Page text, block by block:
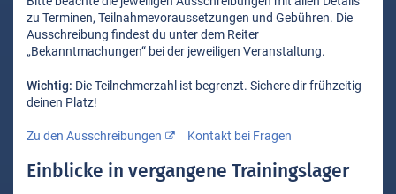
zu Terminen, Teilnahmevoraussetzungen und Gebühren. Die
Ausschreibung findest du unter dem Reiter
„Bekanntmachungen“ bei der jeweiligen Veranstaltung.
Wichtig: Die Teilnehmerzahl ist begrenzt. Sichere dir frühzeitig
deinen Platz!
Zu den Ausschreibungen Kontakt bei Fragen
Einblicke in vergangene Trainingslager